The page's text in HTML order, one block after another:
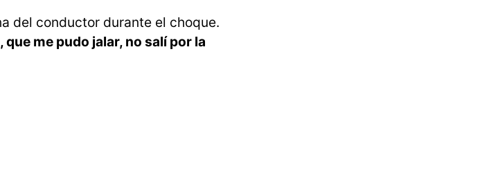
del conductor durante el choque.
me pudo jalar, no salí por la